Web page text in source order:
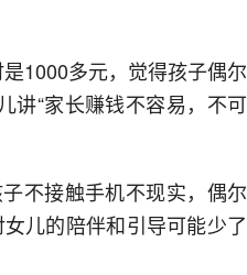
1000多元，觉得孩子偶尔
讲“家长赚钱不容易，不可
不接触手机不现实，偶尔
儿的陪伴和引导可能少了